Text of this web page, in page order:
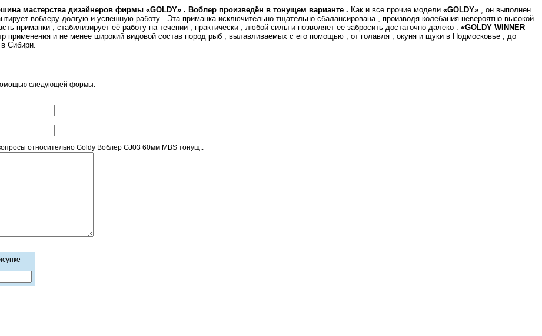
мастерства дизайнеров фирмы «GOLDY» . Воблер произведён в тонущем варианте . Как и все прочие модели «GOLDY» , он выполнен
воблеру долгую и успешную работу . Эта приманка исключительно тщательно сбалансирована , производя колебания невероятно высокой
приманки , стабилизирует её работу на течении , практически , любой силы и позволяет ее забросить достаточно далеко . «GOLDY WINNER
применения и не менее широкий видовой состав пород рыб , вылавливаемых с его помощью , от голавля , окуня и щуки в Подмосковье , до
Сибири.
следующей формы.
относительно Goldy Воблер GJ03 60мм MBS тонущ.: